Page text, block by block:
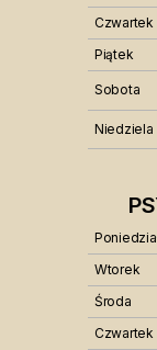
Czwartek
Piątek
Sobota
Niedziela
Wtorek
Środa
Czwartek